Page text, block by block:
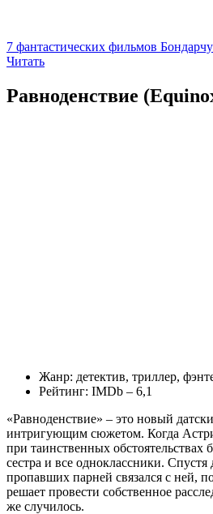
7 фантастических фильмов
Читать
Равноденствие
Жанр: детектив, триллер,
Рейтинг: IMDb – 6,1
«Равноденствие» – это новый
интригующим сюжетом. Когда
при таинственных обстоятельствах
сестра и все одноклассники. Спустя
пропавших парней связался с ней,
решает провести собственное
же случилось.